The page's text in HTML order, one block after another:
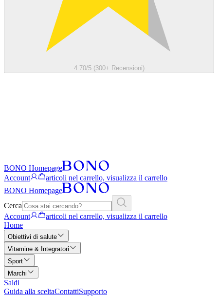
4.70/5 (300+ Recensioni)
BONO Homepage
Account
articoli nel carrello, visualizza il carrello
BONO Homepage
Cerca
Account
articoli nel carrello, visualizza il carrello
Home
Obiettivi di salute
Vitamine & Integratori
Sport
Marchi
Saldi
Guida alla sceltaContattiSupporto